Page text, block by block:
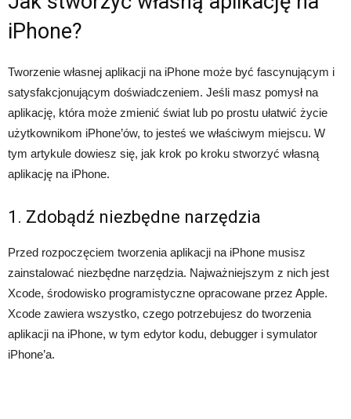
iPhone?
Tworzenie własnej aplikacji na iPhone może być fascynującym i
satysfakcjonującym doświadczeniem. Jeśli masz pomysł na
aplikację, która może zmienić świat lub po prostu ułatwić życie
użytkownikom iPhone’ów, to jesteś we właściwym miejscu. W
tym artykule dowiesz się, jak krok po kroku stworzyć własną
aplikację na iPhone.
1. Zdobądź niezbędne narzędzia
Przed rozpoczęciem tworzenia aplikacji na iPhone musisz
zainstalować niezbędne narzędzia. Najważniejszym z nich jest
Xcode, środowisko programistyczne opracowane przez Apple.
Xcode zawiera wszystko, czego potrzebujesz do tworzenia
aplikacji na iPhone, w tym edytor kodu, debugger i symulator
iPhone’a.